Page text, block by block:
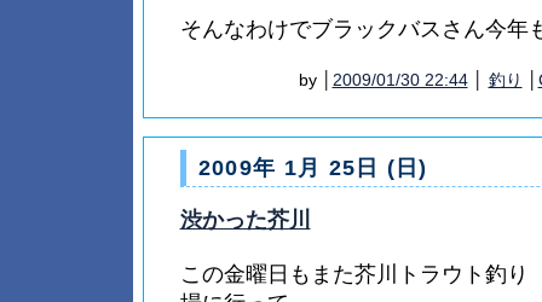
そんなわけでブラックバスさん今年
by │ 2009/01/30 22:44│ 釣り
2009年 1月 25日 (日)
渋かった芥川
この金曜日もまた芥川トラウト釣り